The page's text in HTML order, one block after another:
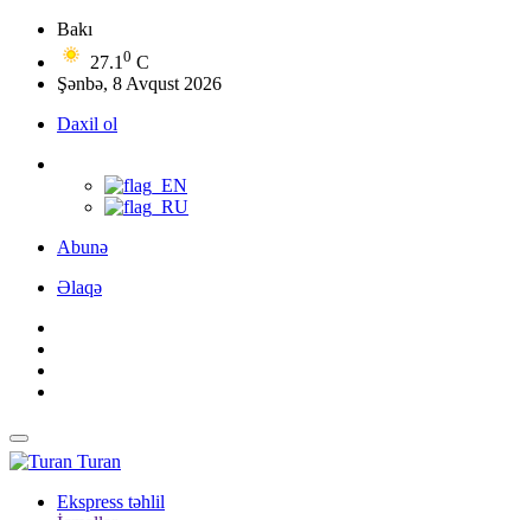
Bakı
27.1 0 C
Şənbə, 8 Avqust 2026
Daxil ol
Abunə
Əlaqə
Turan
Ekspress təhlil